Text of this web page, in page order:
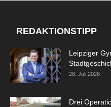
REDAKTIONSTIPP
Leipziger
28. Juli 2026
Drei